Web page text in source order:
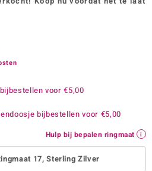
voor€5,00
bijbestellen voor €5,00
Hulp bij bepalen ringmaat
17, Sterling Zilver